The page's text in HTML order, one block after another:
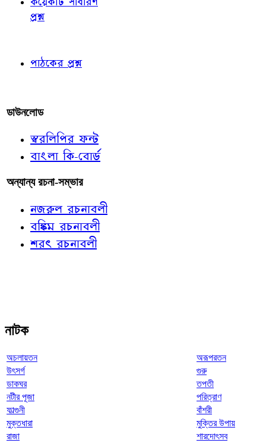
প্রশ্ন
পাঠকের প্রশ্ন
ডাউনলোড
স্বরলিপির ফন্ট
বাংলা কি-বোর্ড
অন্যান্য রচনা-সম্ভার
নজরুল রচনাবলী
বঙ্কিম রচনাবলী
শরৎ রচনাবলী
নাটক
অচলায়তন
অরূপরতন
উৎসর্গ
গুরু
ডাকঘর
তপতী
নটীর পূজা
পরিত্রাণ
ফাল্গুনী
বাঁশরী
মুক্তধারা
মুক্তির উপায়
রাজা
শারদোৎসব